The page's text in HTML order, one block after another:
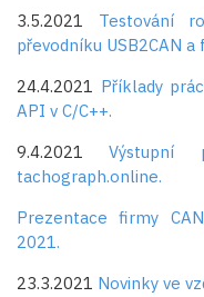
3.5.2021 Testování
převodníku USB2CAN
24.4.2021 Příklady
API v C/C++.
9.4.2021 Výstupní
tachograph.online.
Prezentace firmy
2021.
23.3.2021 Novinky ve